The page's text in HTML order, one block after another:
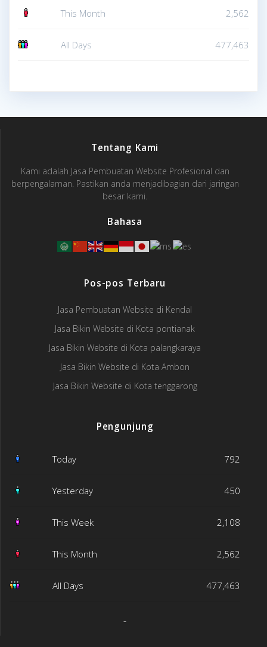
This Month 2,562
All Days 477,463
Tentang Kami
Kami adalah Jasa Pembuatan Website Profesional dan
berpengalaman. Pastikan anda menjadibagian dari jaringan
besar kami.
Bahasa
Pos-pos Terbaru
Jasa Pembuatan Website di Kendal
Jasa Bikin Website di Kota pontianak
Jasa Bikin Website di Kota palangkaraya
Jasa Bikin Website di Kota Ambon
Jasa Bikin Website di Kota tenggarong
Pengunjung
Today 792
Yesterday 450
This Week 2,108
This Month 2,562
All Days 477,463